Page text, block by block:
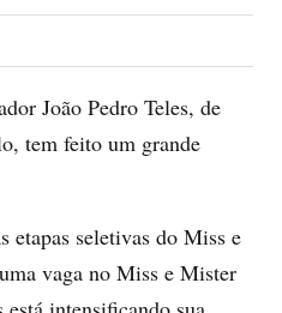
João Pedro Teles, de
tem feito um grande
etapas seletivas do Miss e
vaga no Miss e Mister